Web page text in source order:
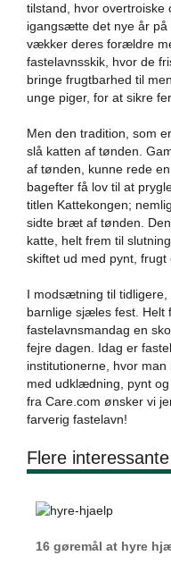
tilstand, hvor overtroiske
igangsætte det nye år på
vækker deres forældre
fastelavnsskik, hvor de
bringe frugtbarhed til
unge piger, for at sikre
Men den tradition, som
slå katten af tønden.
af tønden, kunne rede
bagefter få lov til at
titlen Kattekongen;
sidte bræt af tønden.
katte, helt frem til
skiftet ud med pynt, frugt
I modsætning til
barnlige sjæles fest. Helt
fastelavnsmandag en
fejre dagen. Idag er
institutionerne, hvor
med udklædning, pynt
fra Care.com ønsker vi
farverig fastelavn!
Flere
16 gøremål at hyre